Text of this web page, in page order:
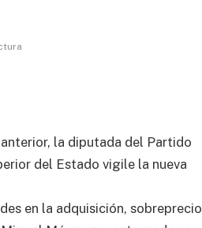
la diputada del Partido
del Estado vigile la nueva
en la adquisición, sobreprecio